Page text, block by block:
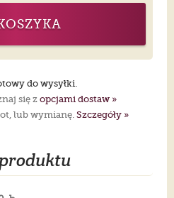
do wysyłki.
się z opcjami dostaw »
lub wymianę. Szczegóły »